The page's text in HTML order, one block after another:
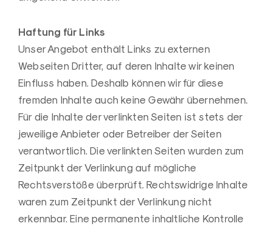
Haftung für Links
Unser Angebot enthält Links zu externen
Webseiten Dritter, auf deren Inhalte wir keinen
Einfluss haben. Deshalb können wir für diese
fremden Inhalte auch keine Gewähr übernehmen.
Für die Inhalte der verlinkten Seiten ist stets der
jeweilige Anbieter oder Betreiber der Seiten
verantwortlich. Die verlinkten Seiten wurden zum
Zeitpunkt der Verlinkung auf mögliche
Rechtsverstöße überprüft. Rechtswidrige Inhalte
waren zum Zeitpunkt der Verlinkung nicht
erkennbar. Eine permanente inhaltliche Kontrolle